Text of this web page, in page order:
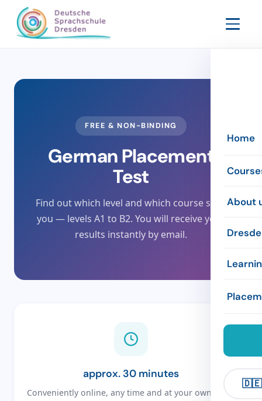
Home
About
The
The
🇩🇪
FREE & NON-BINDING
German Placement
Test
Find out which level and which course suits
you — levels A1 to B2. You will receive your
results instantly by email.
approx. 30 minutes
Conveniently online, any time and at your own pace.